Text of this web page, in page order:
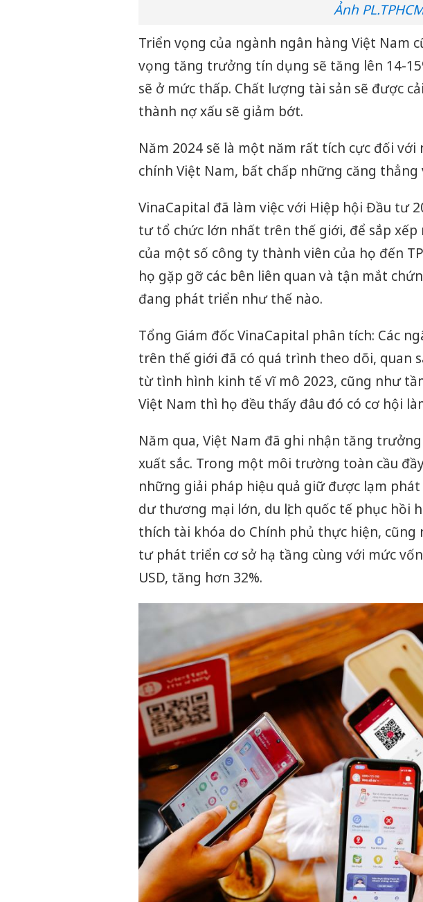
Ảnh
Triển vọng của ngành ngân hàng Việt Nam
vọng tăng trưởng tín dụng sẽ tăng lên 14-
sẽ ở mức thấp. Chất lượng tài sản sẽ được
thành nợ xấu sẽ giảm bớt.
Năm 2024 sẽ là một năm rất tích cực đối
chính Việt Nam, bất chấp những căng
VinaCapital đã làm việc với Hiệp hội Đầu tư
tư tổ chức lớn nhất trên thế giới, để sắp
của một số công ty thành viên của họ đến
họ gặp gỡ các bên liên quan và tận mắt
đang phát triển như thế nào.
Tổng Giám đốc VinaCapital phân tích: Các
trên thế giới đã có quá trình theo dõi, quan
từ tình hình kinh tế vĩ mô 2023, cũng như
Việt Nam thì họ đều thấy đâu đó có cơ hội
Năm qua, Việt Nam đã ghi nhận tăng
xuất sắc. Trong một môi trường toàn cầu
những giải pháp hiệu quả giữ được lạm
dư thương mại lớn, du lịch quốc tế phục hồi
thích tài khóa do Chính phủ thực hiện, cũng
tư phát triển cơ sở hạ tầng cùng với mức
USD, tăng hơn 32%.